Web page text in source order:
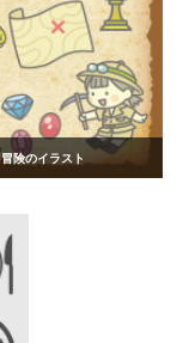
冒険のイラスト